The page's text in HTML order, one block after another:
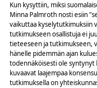
Kun kysyttiin, miksi
Minna Palmroth nosti esiin
vaikuttaa kyselytutkimuksiin
tutkimukseen osallistuja ei
tieteeseen ja tutkimukseen,
hänelle pidemmän ajan
todennäköisesti ole syntynyt
kuvaavat laajempaa
tutkimuksella on